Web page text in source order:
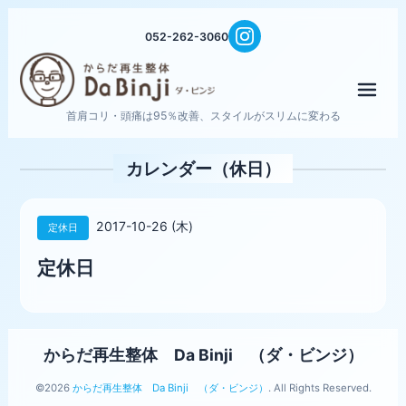
052-262-3060
首肩コリ・頭痛は95％改善、スタイルがスリムに変わる
カレンダー（休日）
定休日 2017-10-26 (木)
定休日
からだ再生整体 Da Binji （ダ・ビンジ）
©2026 からだ再生整体 Da Binji （ダ・ビンジ） . All Rights Reserved.